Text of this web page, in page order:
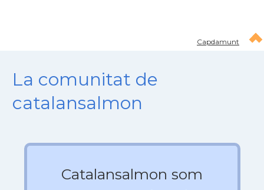
Capdamunt
La comunitat de
catalansalmon
Catalansalmon som